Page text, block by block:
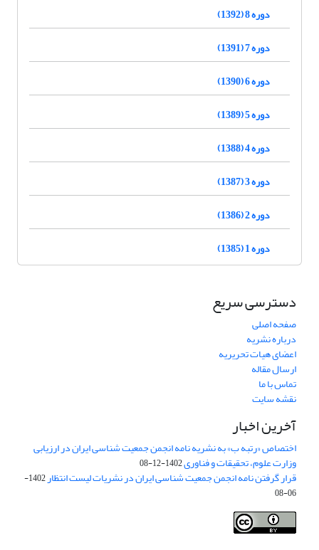
دوره 8 (1392)
دوره 7 (1391)
دوره 6 (1390)
دوره 5 (1389)
دوره 4 (1388)
دوره 3 (1387)
دوره 2 (1386)
دوره 1 (1385)
دسترسی سریع
صفحه اصلی
درباره نشریه
اعضای هیات تحریریه
ارسال مقاله
تماس با ما
نقشه سایت
آخرین اخبار
اختصاص «رتبه ب» به نشریه نامه انجمن جمعیت شناسی ایران در ارزیابی
وزارت علوم، تحقیقات و فناوری1402-12-08
قرار گرفتن نامه انجمن جمعیت شناسی ایران در نشریات لیست انتظار
1402-
06-08